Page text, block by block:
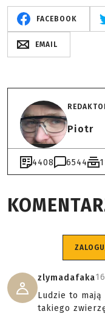
FACEBOOK
EMAIL
Piotr
4408 6544
zlymadafaka
Ludzie to mają
takiego